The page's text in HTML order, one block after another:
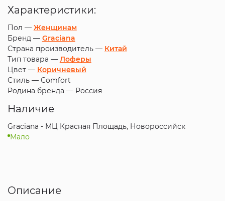
Характеристики:
Пол — Женщинам
Бренд — Graciana
Страна производитель — Китай
Тип товара — Лоферы
Цвет — Коричневый
Стиль — Comfort
Родина бренда — Россия
Наличие
Graciana - МЦ Красная Площадь, Новороссийск
Мало
Описание